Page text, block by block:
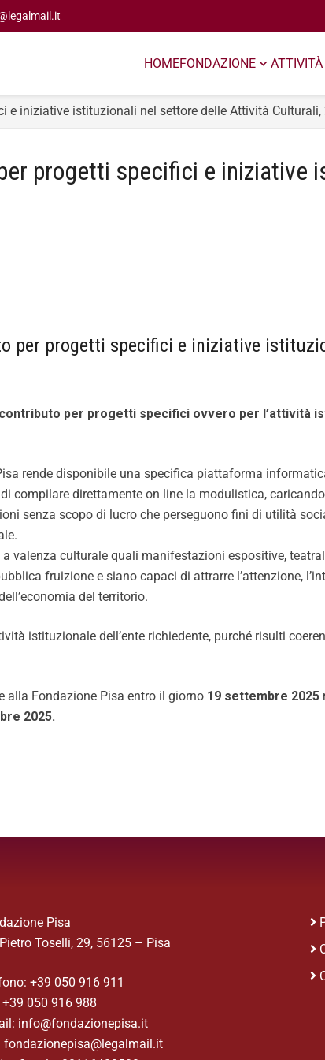
HOMEFONDAZIONE ATTIVITÀ
e iniziative istituzionali nel settore delle Attività Culturali,
progetti specifici e iniziative
per progetti specifici e iniziative
per progetti specifici ovvero per l’attività
rende disponibile una specifica piattaforma
compilare direttamente on line la modulistica,
senza scopo di lucro che perseguono fini di utilità
valenza culturale quali manifestazioni espositive,
fruizione e siano capaci di attrarre l’attenzione,
del territorio.
istituzionale dell’ente richiedente, purché risulti
alla Fondazione Pisa entro il giorno 19 settembre 2025
2025.
Pisa
Toselli, 29, 56125 – Pisa
+39 050 916 911
050 916 988
info@fondazionepisa.it
fondazionepisa@legalmail.it